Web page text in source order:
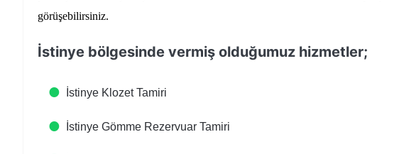
görüşebilirsiniz.
İstinye bölgesinde vermiş olduğumuz hizmetler;
İstinye Klozet Tamiri
İstinye Gömme Rezervuar Tamiri